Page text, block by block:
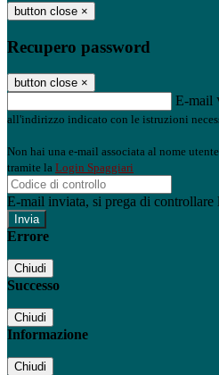
button close ×
Recupero password
button close ×
E-mail
all'indirizzo indicato con le istruzioni
Non hai una e-mail associata al nome
tramite la Login Spaggiari
E-mail inviata, si prega di controllare
Errore
Chiudi
Successo
Chiudi
Informazione
Chiudi